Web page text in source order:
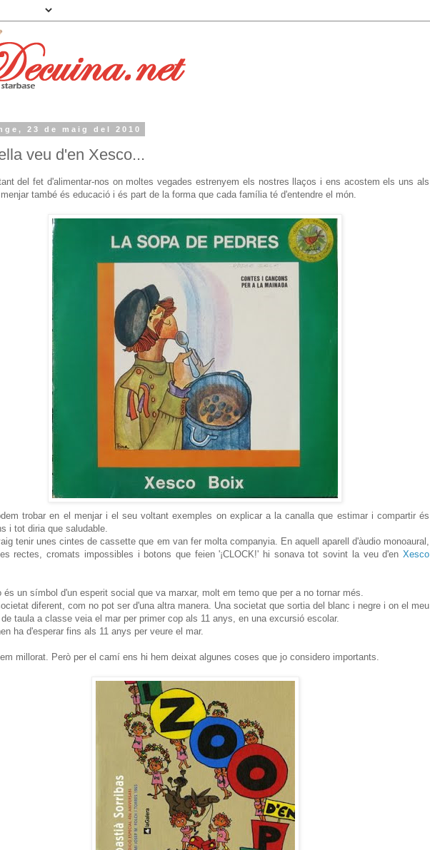
23 de maig del 2010
veu d'en Xesco...
del fet d'alimentar-nos on moltes vegades estrenyem els nostres llaços i ens acostem els uns als
també és educació i és part de la forma que cada família té d'entendre el món.
trobar en el menjar i el seu voltant exemples on explicar a la canalla que estimar i compartir és
i tot diria que saludable.
tenir unes cintes de cassette que em van fer molta companyia. En aquell aparell d'àudio monoaural,
rectes, cromats impossibles i botons que feien '¡CLOCK!' hi sonava tot sovint la veu d'en Xesco
és un símbol d'un esperit social que va marxar, molt em temo que per a no tornar més.
diferent, com no pot ser d'una altra manera. Una societat que sortia del blanc i negre i on el meu
taula a classe veia el mar per primer cop als 11 anys, en una excursió escolar.
ha d'esperar fins als 11 anys per veure el mar.
millorat. Però per el camí ens hi hem deixat algunes coses que jo considero importants.